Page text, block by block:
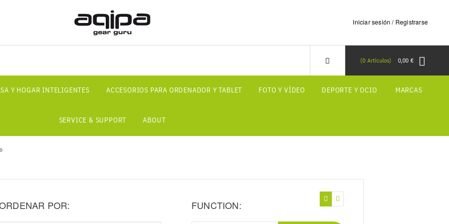
Iniciar sesión / Registrarse
0,00 €
0 Artículos
Y HOGAR INTELIGENTES ACCESORIOS PARA ORDENADOR Y TABLET FOTO Y VÍDEO DEPORTE Y OCIO MARCAS
SERVICE & SUPPORT ABOUT
POR: FUNCTION: